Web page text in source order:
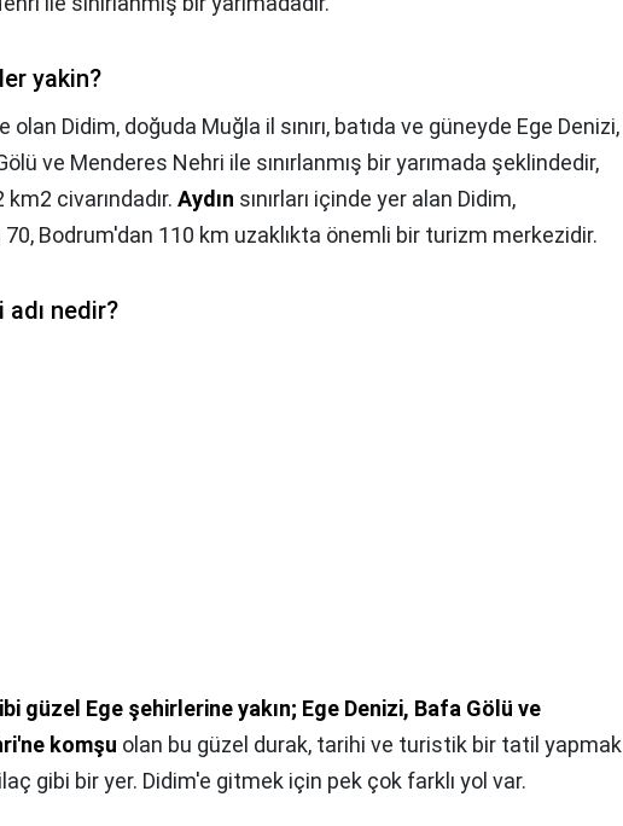
yakin?
olan Didim, doğuda Muğla il sınırı, batıda ve güneyde Ege Denizi,
ve Menderes Nehri ile sınırlanmış bir yarımada şeklindedir,
civarındadır. Aydın sınırları içinde yer alan Didim,
70, Bodrum'dan 110 km uzaklıkta önemli bir turizm merkezidir.
adı nedir?
güzel Ege şehirlerine yakın; Ege Denizi, Bafa Gölü ve
komşu olan bu güzel durak, tarihi ve turistik bir tatil yapmak
gibi bir yer. Didim'e gitmek için pek çok farklı yol var.